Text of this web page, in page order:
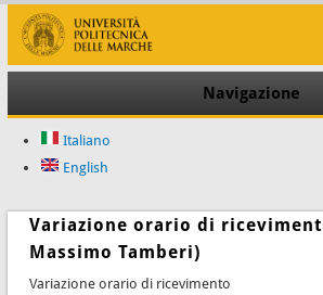
Navigazione
Italiano
English
Variazione orario di
Massimo Tamberi)
Variazione orario di ricevimento